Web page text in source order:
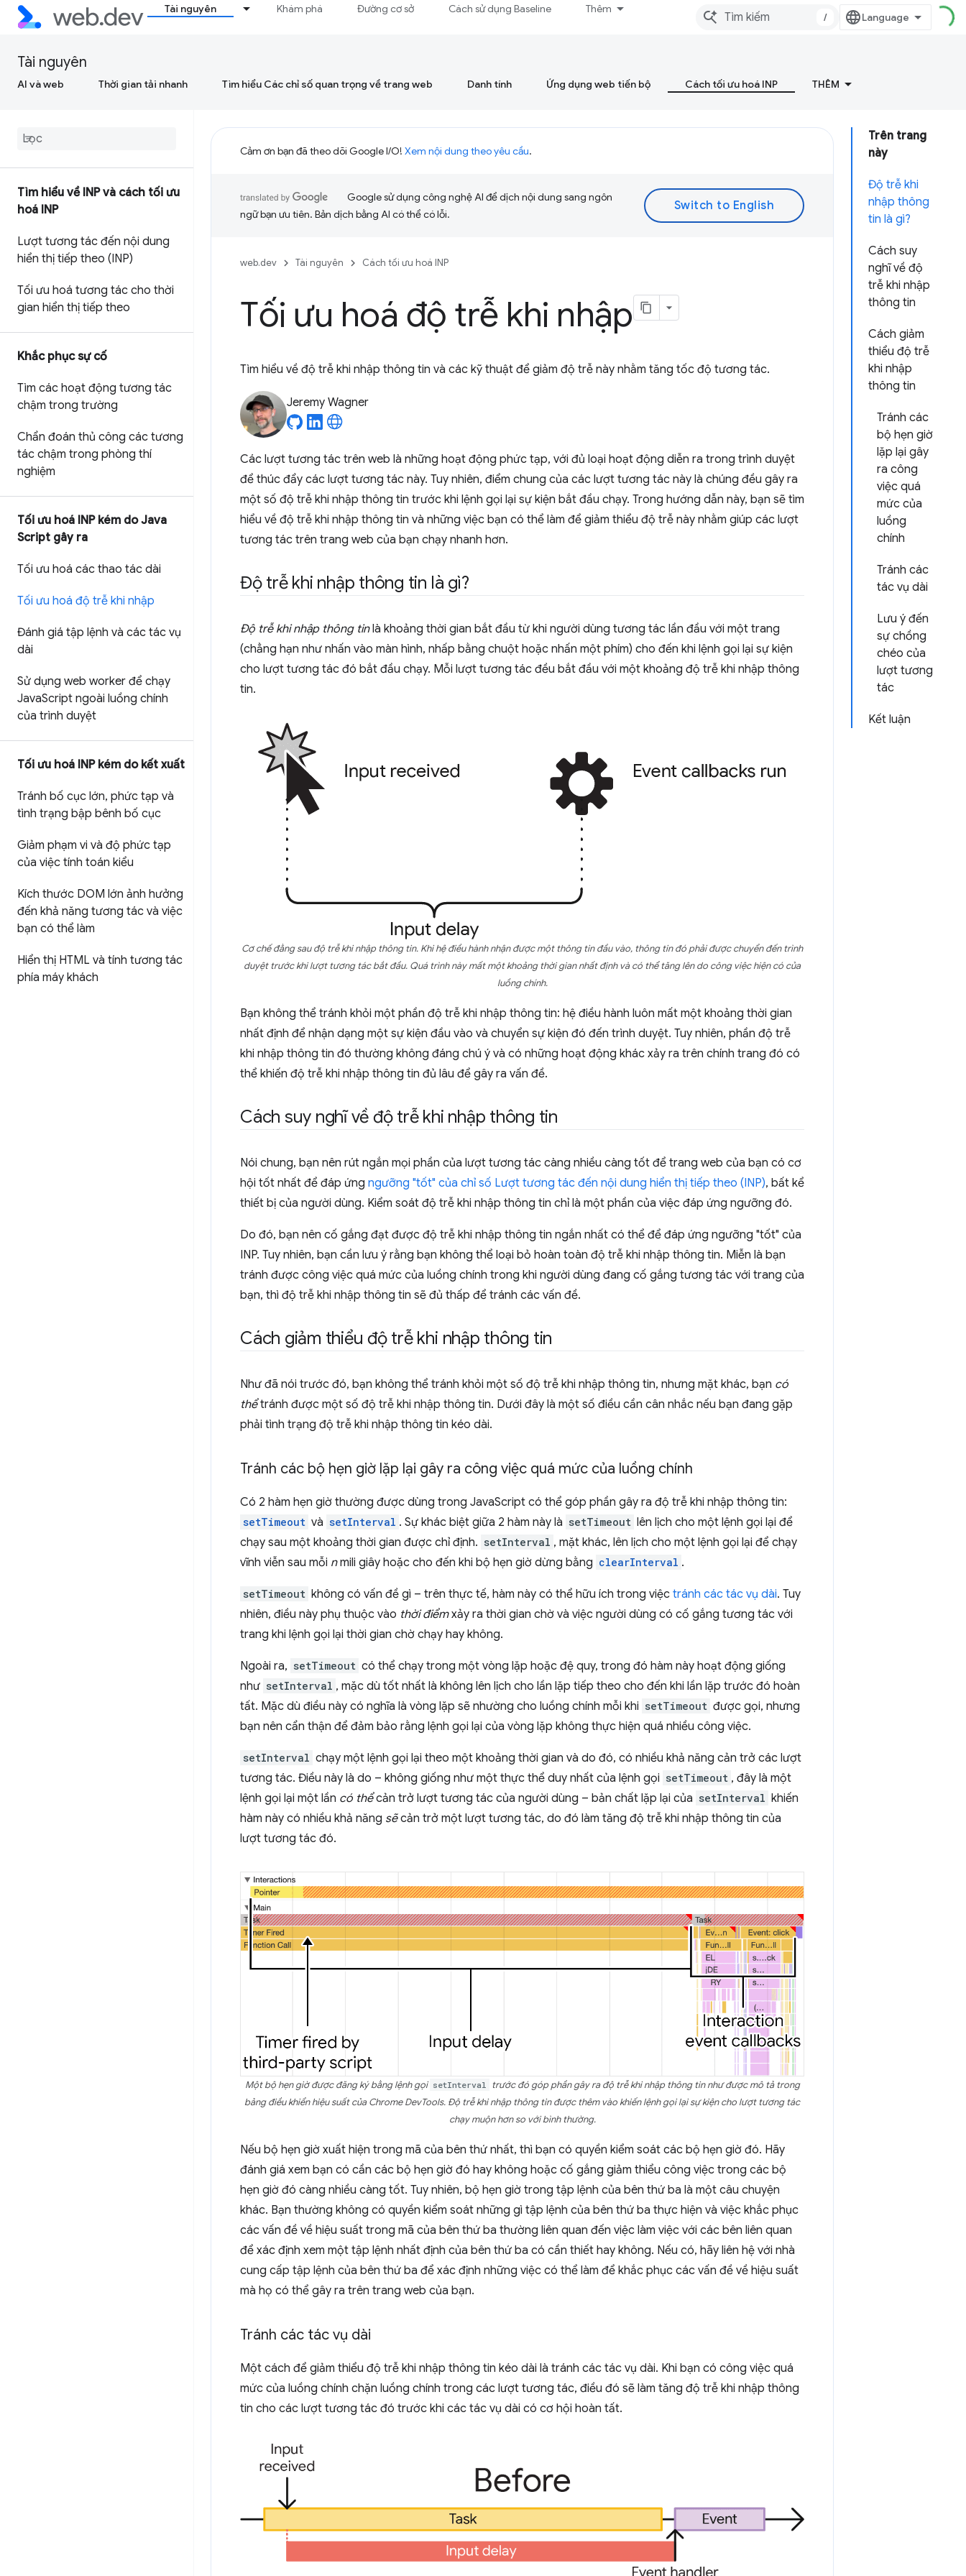
Tài nguyên Khám phá Đường cơ sở Cách sử dụng Baseline Thêm
/
Tài nguyên
AI và web Thời gian tải nhanh Tìm hiểu Các chỉ số quan trọng về trang web Danh tính Ứng dụng web tiến bộ Cách tối ưu hoá INP THÊM
Tìm hiểu về INP và cách tối ưu
hoá INP
Lượt tương tác đến nội dung
hiển thị tiếp theo (INP)
Tối ưu hoá tương tác cho thời
gian hiển thị tiếp theo
Khắc phục sự cố
Tìm các hoạt động tương tác
chậm trong trường
Chẩn đoán thủ công các tương
tác chậm trong phòng thí
nghiệm
Tối ưu hoá INP kém do Java
Script gây ra
Tối ưu hoá các thao tác dài
Tối ưu hoá độ trễ khi nhập
Đánh giá tập lệnh và các tác vụ
dài
Sử dụng web worker để chạy
JavaScript ngoài luồng chính
của trình duyệt
Tối ưu hoá INP kém do kết xuất
Tránh bố cục lớn, phức tạp và
tình trạng bập bênh bố cục
Giảm phạm vi và độ phức tạp
của việc tính toán kiểu
Kích thước DOM lớn ảnh hưởng
đến khả năng tương tác và việc
bạn có thể làm
Hiển thị HTML và tính tương tác
phía máy khách
Trên trang
này
Độ trễ khi
nhập thông
tin là gì?
Cách suy
nghĩ về độ
trễ khi nhập
thông tin
Cách giảm
thiểu độ trễ
khi nhập
thông tin
Tránh các
bộ hẹn giờ
lặp lại gây
ra công
việc quá
mức của
luồng
chính
Tránh các
tác vụ dài
Lưu ý đến
sự chồng
chéo của
lượt tương
tác
Kết luận
Cảm ơn bạn đã theo dõi Google I/O! Xem nội dung theo yêu cầu.
Google sử dụng công nghệ AI để dịch nội dung sang ngôn
ngữ bạn ưu tiên. Bản dịch bằng AI có thể có lỗi.
web.dev Tài nguyên Cách tối ưu hoá INP
Tối ưu hoá độ trễ khi nhập
Tìm hiểu về độ trễ khi nhập thông tin và các kỹ thuật để giảm độ trễ này nhằm tăng tốc độ tương tác.
Jeremy Wagner
Các lượt tương tác trên web là những hoạt động phức tạp, với đủ loại hoạt động diễn ra trong trình duyệt
để thúc đẩy các lượt tương tác này. Tuy nhiên, điểm chung của các lượt tương tác này là chúng đều gây ra
một số độ trễ khi nhập thông tin trước khi lệnh gọi lại sự kiện bắt đầu chạy. Trong hướng dẫn này, bạn sẽ tìm
hiểu về độ trễ khi nhập thông tin và những việc bạn có thể làm để giảm thiểu độ trễ này nhằm giúp các lượt
tương tác trên trang web của bạn chạy nhanh hơn.
Độ trễ khi nhập thông tin là gì?
Độ trễ khi nhập thông tinlà khoảng thời gian bắt đầu từ khi người dùng tương tác lần đầu với một trang
(chẳng hạn như nhấn vào màn hình, nhấp bằng chuột hoặc nhấn một phím) cho đến khi lệnh gọi lại sự kiện
cho lượt tương tác đó bắt đầu chạy. Mỗi lượt tương tác đều bắt đầu với một khoảng độ trễ khi nhập thông
tin.
Cơ chế đằng sau độ trễ khi nhập thông tin. Khi hệ điều hành nhận được một thông tin đầu vào, thông tin đó phải được chuyển đến trình
duyệt trước khi lượt tương tác bắt đầu. Quá trình này mất một khoảng thời gian nhất định và có thể tăng lên do công việc hiện có của
luồng chính.
Bạn không thể tránh khỏi một phần độ trễ khi nhập thông tin: hệ điều hành luôn mất một khoảng thời gian
nhất định để nhận dạng một sự kiện đầu vào và chuyển sự kiện đó đến trình duyệt. Tuy nhiên, phần độ trễ
khi nhập thông tin đó thường không đáng chú ý và có những hoạt động khác xảy ra trên chính trang đó có
thể khiến độ trễ khi nhập thông tin đủ lâu để gây ra vấn đề.
Cách suy nghĩ về độ trễ khi nhập thông tin
Nói chung, bạn nên rút ngắn mọi phần của lượt tương tác càng nhiều càng tốt để trang web của bạn có cơ
hội tốt nhất để đáp ứng ngưỡng "tốt" của chỉ số Lượt tương tác đến nội dung hiển thị tiếp theo (INP), bất kể
thiết bị của người dùng. Kiểm soát độ trễ khi nhập thông tin chỉ là một phần của việc đáp ứng ngưỡng đó.
Do đó, bạn nên cố gắng đạt được độ trễ khi nhập thông tin ngắn nhất có thể để đáp ứng ngưỡng "tốt" của
INP. Tuy nhiên, bạn cần lưu ý rằng bạn không thể loại bỏ hoàn toàn độ trễ khi nhập thông tin. Miễn là bạn
tránh được công việc quá mức của luồng chính trong khi người dùng đang cố gắng tương tác với trang của
bạn, thì độ trễ khi nhập thông tin sẽ đủ thấp để tránh các vấn đề.
Cách giảm thiểu độ trễ khi nhập thông tin
Như đã nói trước đó, bạn không thể tránh khỏi một số độ trễ khi nhập thông tin, nhưng mặt khác, bạn có
thểtránh được một số độ trễ khi nhập thông tin. Dưới đây là một số điều cần cân nhắc nếu bạn đang gặp
phải tình trạng độ trễ khi nhập thông tin kéo dài.
Tránh các bộ hẹn giờ lặp lại gây ra công việc quá mức của luồng chính
Có 2 hàm hẹn giờ thường được dùng trong JavaScript có thể góp phần gây ra độ trễ khi nhập thông tin:
setTimeout và setInterval . Sự khác biệt giữa 2 hàm này là setTimeout lên lịch cho một lệnh gọi lại để
chạy sau một khoảng thời gian được chỉ định. setInterval , mặt khác, lên lịch cho một lệnh gọi lại để chạy
vĩnh viễn sau mỗi nmili giây hoặc cho đến khi bộ hẹn giờ dừng bằng clearInterval .
setTimeout không có vấn đề gì – trên thực tế, hàm này có thể hữu ích trong việc tránh các tác vụ dài. Tuy
nhiên, điều này phụ thuộc vào thời điểmxảy ra thời gian chờ và việc người dùng có cố gắng tương tác với
trang khi lệnh gọi lại thời gian chờ chạy hay không.
Ngoài ra, setTimeout có thể chạy trong một vòng lặp hoặc đệ quy, trong đó hàm này hoạt động giống
như setInterval , mặc dù tốt nhất là không lên lịch cho lần lặp tiếp theo cho đến khi lần lặp trước đó hoàn
tất. Mặc dù điều này có nghĩa là vòng lặp sẽ nhường cho luồng chính mỗi khi setTimeout được gọi, nhưng
bạn nên cẩn thận để đảm bảo rằng lệnh gọi lại của vòng lặp không thực hiện quá nhiều công việc.
setInterval chạy một lệnh gọi lại theo một khoảng thời gian và do đó, có nhiều khả năng cản trở các lượt
tương tác. Điều này là do – không giống như một thực thể duy nhất của lệnh gọi setTimeout , đây là một
lệnh gọi lại một lần có thểcản trở lượt tương tác của người dùng – bản chất lặp lại của setInterval khiến
hàm này có nhiều khả năng sẽcản trở một lượt tương tác, do đó làm tăng độ trễ khi nhập thông tin của
lượt tương tác đó.
Một bộ hẹn giờ được đăng ký bằng lệnh gọi setInterval
trước đó góp phần gây ra độ trễ khi nhập thông tin như được mô tả trong
bảng điều khiển hiệu suất của Chrome DevTools. Độ trễ khi nhập thông tin được thêm vào khiến lệnh gọi lại sự kiện cho lượt tương tác
chạy muộn hơn so với bình thường.
Nếu bộ hẹn giờ xuất hiện trong mã của bên thứ nhất, thì bạn có quyền kiểm soát các bộ hẹn giờ đó. Hãy
đánh giá xem bạn có cần các bộ hẹn giờ đó hay không hoặc cố gắng giảm thiểu công việc trong các bộ
hẹn giờ đó càng nhiều càng tốt. Tuy nhiên, bộ hẹn giờ trong tập lệnh của bên thứ ba là một câu chuyện
khác. Bạn thường không có quyền kiểm soát những gì tập lệnh của bên thứ ba thực hiện và việc khắc phục
các vấn đề về hiệu suất trong mã của bên thứ ba thường liên quan đến việc làm việc với các bên liên quan
để xác định xem một tập lệnh nhất định của bên thứ ba có cần thiết hay không. Nếu có, hãy liên hệ với nhà
cung cấp tập lệnh của bên thứ ba để xác định những việc có thể làm để khắc phục các vấn đề về hiệu suất
mà họ có thể gây ra trên trang web của bạn.
Tránh các tác vụ dài
Một cách để giảm thiểu độ trễ khi nhập thông tin kéo dài là tránh các tác vụ dài. Khi bạn có công việc quá
mức của luồng chính chặn luồng chính trong các lượt tương tác, điều đó sẽ làm tăng độ trễ khi nhập thông
tin cho các lượt tương tác đó trước khi các tác vụ dài có cơ hội hoàn tất.